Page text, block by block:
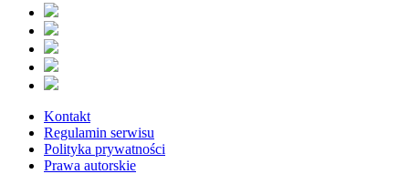
Kontakt
Regulamin serwisu
Polityka prywatności
Prawa autorskie